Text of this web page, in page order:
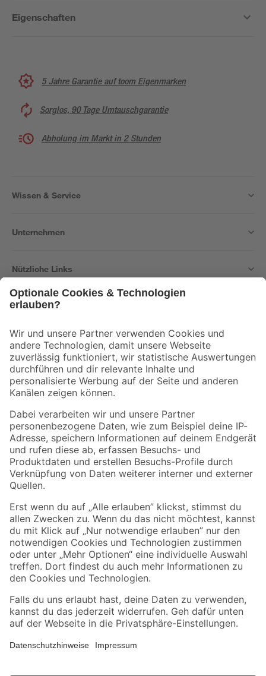
Eigenschaften
5 Jahre Garantie auf toom Eigenmarken
Sorglos, 90 Tage Umtauschgarantie
Abholung im Markt in 2 Stunden
Wissen & Service
Unternehmen
Nützliche Links
Der toom Newsletter: Keine Angebote und Aktionen mehr verpassen!
Zur Newsletter Anmeldung
Folge uns
Zahlungsarten Versandarten
Sicher einkaufen
Jetzt die toom-App herunterladen
Alle Preisangaben in EUR inkl. gesetzl. MwSt.. Die dargestellten Angebote sind unter
Umständen nicht in allen Märkten verfügbar. Die angegebenen Verfügbarkeiten beziehen
Produkte nur solange der Vorrat reicht.
*Paketversand ab 59 € versandkostenfrei, gilt nicht für Artikel mit Speditionsversand, hier